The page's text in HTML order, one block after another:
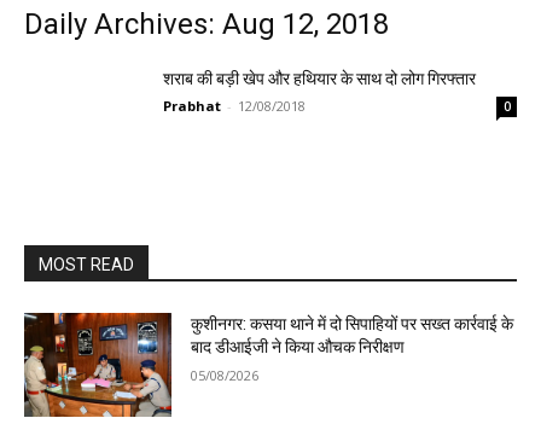
Daily Archives: Aug 12, 2018
शराब की बड़ी खेप और हथियार के साथ दो लोग गिरफ्तार
Prabhat - 12/08/2018 0
MOST READ
कुशीनगर: कसया थाने में दो सिपाहियों पर सख्त कार्रवाई के
बाद डीआईजी ने किया औचक निरीक्षण
05/08/2026